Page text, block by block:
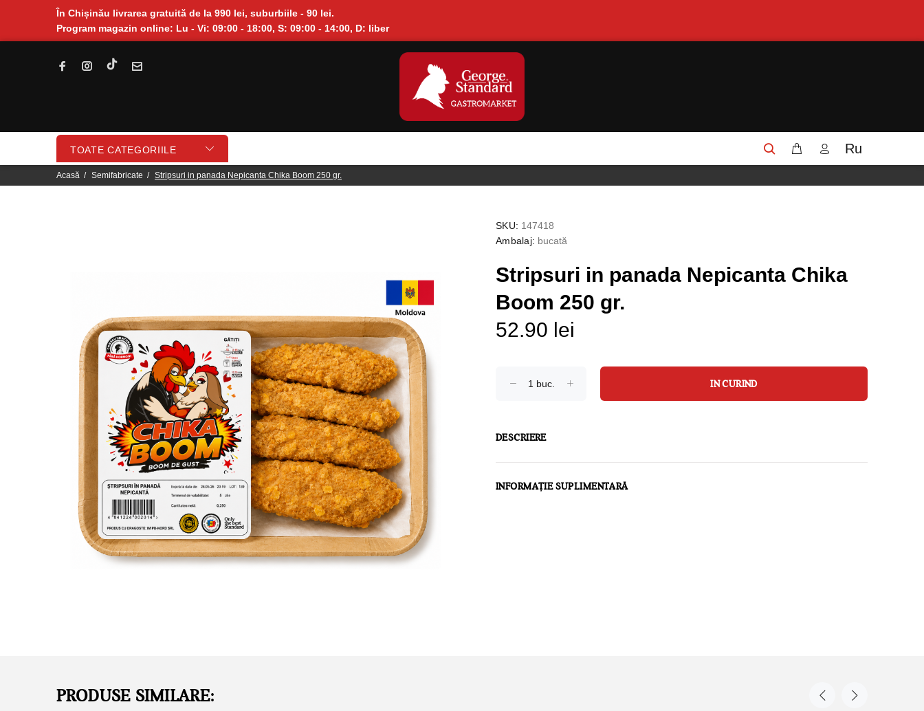
În Chișinău livrarea gratuită de la 990 lei, suburbiile - 90 lei.
Program magazin online: Lu - Vi: 09:00 - 18:00, S: 09:00 - 14:00, D: liber
TOATE CATEGORIILE Ru
Acasă Semifabricate Stripsuri in panada Nepicanta Chika Boom 250 gr.
SKU: 147418
Ambalaj: bucată
Stripsuri in panada Nepicanta Chika
Boom 250 gr.
52.90 lei
IN CURIND
DESCRIERE
INFORMAȚIE SUPLIMENTARĂ
PRODUSE SIMILARE: